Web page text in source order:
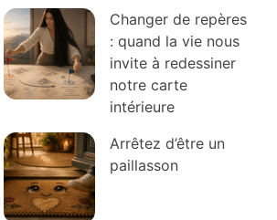
Changer de repères
: quand la vie nous
invite à redessiner
notre carte
intérieure
Arrêtez d’être un
paillasson